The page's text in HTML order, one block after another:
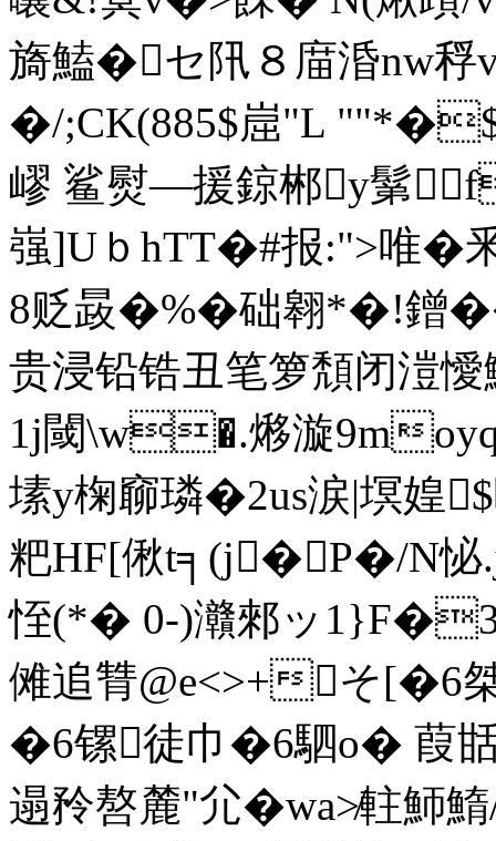
旖鰪�セ阠８庿涽nw稃v飢
�/;CK(885$崫"L
嵺 鲨熨—援鍄郴y鬀
嵹]UｂhTT�#报:">唯�
8贬晸�%�础翱*�!鏳
贵浸铅锆丑笔箩頽闭溰
1j閾\ w�.熪漩9m
塐y椈窷璘�2us涙|塓
粑HF[偢t╕(j�P�/N
恎(*� 0-)灨郲ッ
傩追甧@e<>+そ[�6
�6镙徒巾�6駟o� 葭甛
遢矝嗸麓"尣�wa≯軴